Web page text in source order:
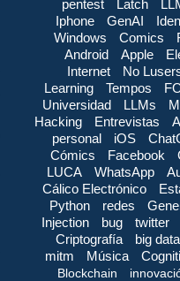
pentest
Latch
Iphone
GenAI
Windows
Comics
Android
Apple
Internet
No
Learning
Tempos
Universidad
LLMs
Hacking
Entrevistas
personal
iOS
Cómics
Facebook
LUCA
WhatsApp
Cálico Electrónico
Python
redes
Injection
bug twitter
Criptografía
big data
mitm
Música
Blockchain